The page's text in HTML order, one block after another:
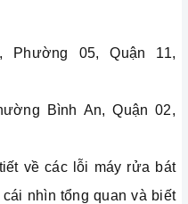
Phường 05, Quận 11,
Bình An, Quận 02,
về các lỗi máy rửa bát
nhìn tổng quan và biết